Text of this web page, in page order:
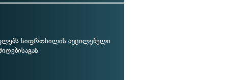
სიფრთხილის აუცილებელი